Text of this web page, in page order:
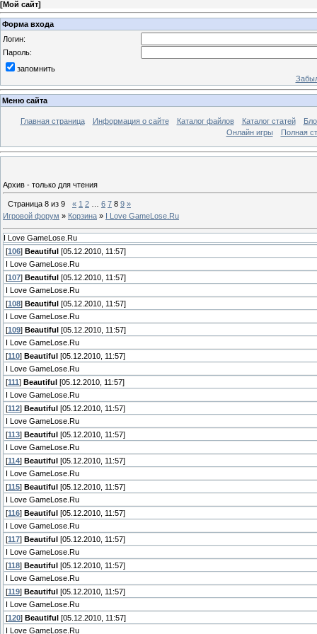
[Мой сайт]
Форма входа
Логин:
Пароль:
запомнить
Меню сайта
Главная страница Информация о сайте Каталог файлов Каталог статей
Онлайн игры
Полная
Архив - только для чтения
Страница 8 из 9 « 1 2 6 7 8 9 »
Игровой форум » Корзина » I Love GameLose.Ru
I Love GameLose.Ru
[106] Beautiful
[05.12.2010, 11:57]
I Love GameLose.Ru
[107] Beautiful
[05.12.2010, 11:57]
I Love GameLose.Ru
[108] Beautiful
[05.12.2010, 11:57]
I Love GameLose.Ru
[109] Beautiful
[05.12.2010, 11:57]
I Love GameLose.Ru
[110] Beautiful
[05.12.2010, 11:57]
I Love GameLose.Ru
[111 ] Beautiful
[05.12.2010, 11:57]
I Love GameLose.Ru
[112] Beautiful
[05.12.2010, 11:57]
I Love GameLose.Ru
[113] Beautiful
[05.12.2010, 11:57]
I Love GameLose.Ru
[114] Beautiful
[05.12.2010, 11:57]
I Love GameLose.Ru
[115] Beautiful
[05.12.2010, 11:57]
I Love GameLose.Ru
[116] Beautiful
[05.12.2010, 11:57]
I Love GameLose.Ru
[117] Beautiful
[05.12.2010, 11:57]
I Love GameLose.Ru
[118] Beautiful
[05.12.2010, 11:57]
I Love GameLose.Ru
[119] Beautiful
[05.12.2010, 11:57]
I Love GameLose.Ru
[120] Beautiful
[05.12.2010, 11:57]
I Love GameLose.Ru